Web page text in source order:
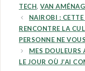
TECH, VAN
NAIROBI :
RENCONTRE LA
PERSONNE NE
MES DOULEURS
LE JOUR OÙ J’AI